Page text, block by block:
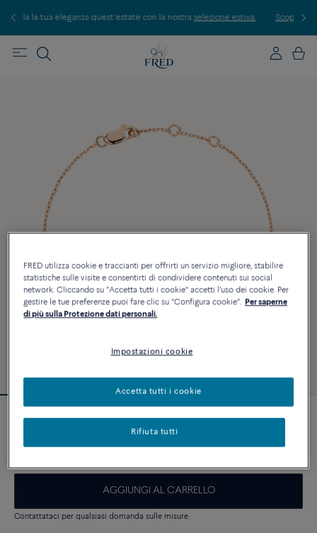
con la nostraselezione estiva. Scopri le nostre creazioni in boutique.
AGGIUNGI AL CARRELLO
Contattataci per qualsiasi domanda sulle misure
FRED utilizza cookie e traccianti per offrirti un servizio migliore, stabilire
statistiche sulle visite e consentirti di condividere contenuti sui social
network. Cliccando su "Accetta tutti i cookie" accetti l'uso dei cookie. Per
gestire le tue preferenze puoi fare clic su "Configura cookie".
Per saperne
di più sulla Protezione dati personali.
Impostazioni cookie
Rifiuta tutti
Accetta tutti i cookie